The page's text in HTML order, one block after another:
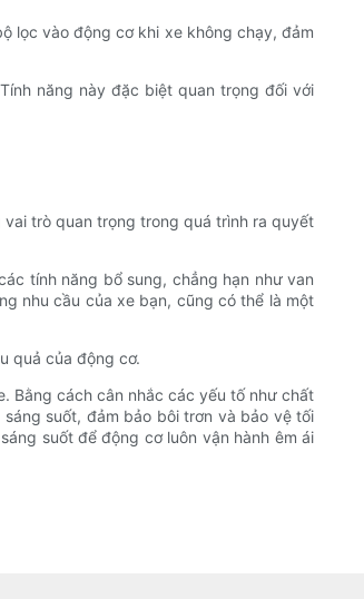
lọc vào động cơ khi xe không chạy, đảm
năng này đặc biệt quan trọng đối với
trò quan trọng trong quá trình ra quyết
tính năng bổ sung, chẳng hạn như van
nhu cầu của xe bạn, cũng có thể là một
quả của động cơ.
Bằng cách cân nhắc các yếu tố như chất
suốt, đảm bảo bôi trơn và bảo vệ tối
suốt để động cơ luôn vận hành êm ái